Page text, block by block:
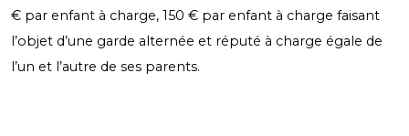
€ par enfant à charge, 150 € par enfant à charge faisant
l’objet d’une garde alternée et réputé à charge égale de
l’un et l’autre de ses parents.